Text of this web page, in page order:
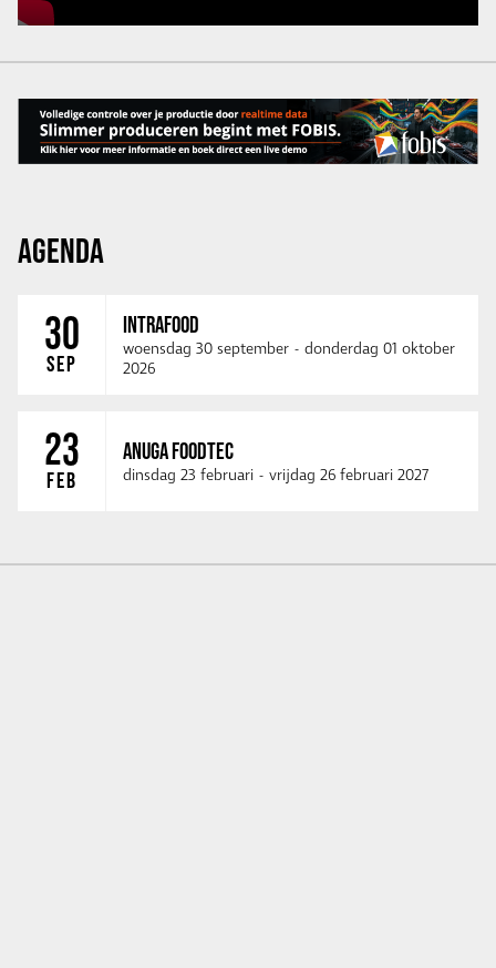
AGENDA
30
SEP
INTRAFOOD
woensdag 30 september - donderdag 01 oktober
2026
23
FEB
ANUGA FOODTEC
dinsdag 23 februari - vrijdag 26 februari 2027